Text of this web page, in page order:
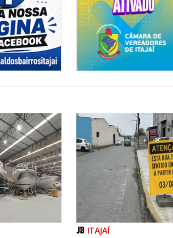
Nacional
ITAJAÍ